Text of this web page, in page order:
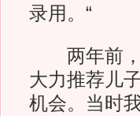
录用。“
两年前，
大力推荐儿
机会。当时